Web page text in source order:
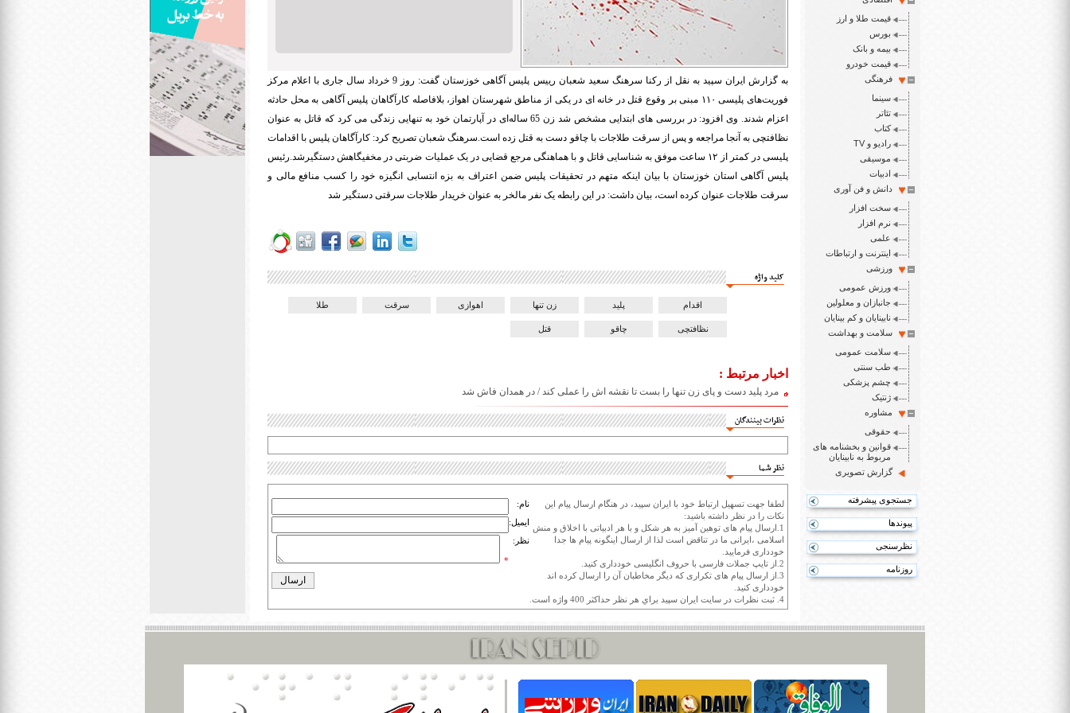
قیمت طلا و ارز
بورس
بیمه و بانک
قیمت خودرو
فرهنگی
سینما
تئاتر
کتاب
رادیو و TV
موسیقی
ادبیات
دانش و فن آوری
سخت افزار
نرم افزار
علمی
اینترنت و ارتباطات
ورزشی
ورزش عمومی
جانبازان و معلولین
نابینایان و کم بینایان
سلامت و بهداشت
سلامت عمومی
طب سنتی
چشم پزشکی
ژنتیک
مشاوره
حقوقی
قوانین و بخشنامه های
مربوط به نابینایان
گزارش تصویری
جستجوی پیشرفته
پیوندها
نظرسنجی
روزنامه
به گزارش ایران سپید به نقل از رکنا سرهنگ سعید شعبان
رییس پلیس آگاهی خوزستان گفت: روز 9 خرداد سال جاری با اعلام مرکز
فوریت‌های پلیسی ۱۱۰ مبنی بر وقوع قتل در خانه ای در یکی از مناطق شهرستان اهواز، بلافاصله کارآگاهان پلیس آگاهی به محل حادثه
اعزام شدند. وی افزود: در بررسی های ابتدایی مشخص شد زن 65 ساله‌ای در آپارتمان خود به تنهایی زندگی می کرد که قاتل به عنوان
نظافتچی به آنجا مراجعه و پس از سرقت طلاجات با چاقو دست به قتل زده است.سرهنگ شعبان تصریح کرد: کارآگاهان پلیس با اقدامات
پلیسی در کمتر از ۱۲ ساعت موفق به شناسایی قاتل و با هماهنگی مرجع قضایی در یک عملیات ضربتی در مخفیگاهش دستگیرشد.رئیس
پلیس آگاهی استان خوزستان با بیان اینکه متهم در تحقیقات پلیس ضمن اعتراف به بزه انتسابی انگیزه خود را کسب منافع مالی و
سرقت طلاجات عنوان کرده است، بیان داشت: در این رابطه یک نفر مالخر به عنوان خریدار طلاجات سرقتی دستگیر شد
کلید واژه
اقدام پلید زن تنها اهوازی سرقت طلا
نظافتچی چاقو قتل
اخبار مرتبط :
مرد پلید دست و پای زن تنها را بست تا نقشه اش را عملی کند / در همدان فاش شد
نظرات بینندگان
نظر شما
لطفا جهت تسهیل ارتباط خود با ایران سپید، در هنگام ارسال پیام این
نکات را در نظر داشته باشید:
1.ارسال پیام های توهین آمیز به هر شکل و با هر ادبیاتی با اخلاق و منش
اسلامی ،ایرانی ما در تناقض است لذا از ارسال اینگونه پیام ها جدا
خودداری فرمایید.
2.از تایپ جملات فارسی با حروف انگلیسی خودداری کنید.
3.از ارسال پیام های تکراری که دیگر مخاطبان آن را ارسال کرده اند
خودداری کنید.
4. ثبت نظرات در سايت ايران سپيد براي هر نظر حداکثر 400 واژه است.
نام:
ایمیل:
نظر:
*